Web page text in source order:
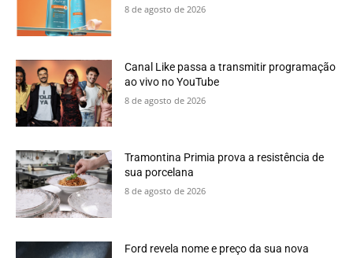
8 de agosto de 2026
Canal Like passa a transmitir programação
ao vivo no YouTube
8 de agosto de 2026
Tramontina Primia prova a resistência de
sua porcelana
8 de agosto de 2026
Ford revela nome e preço da sua nova